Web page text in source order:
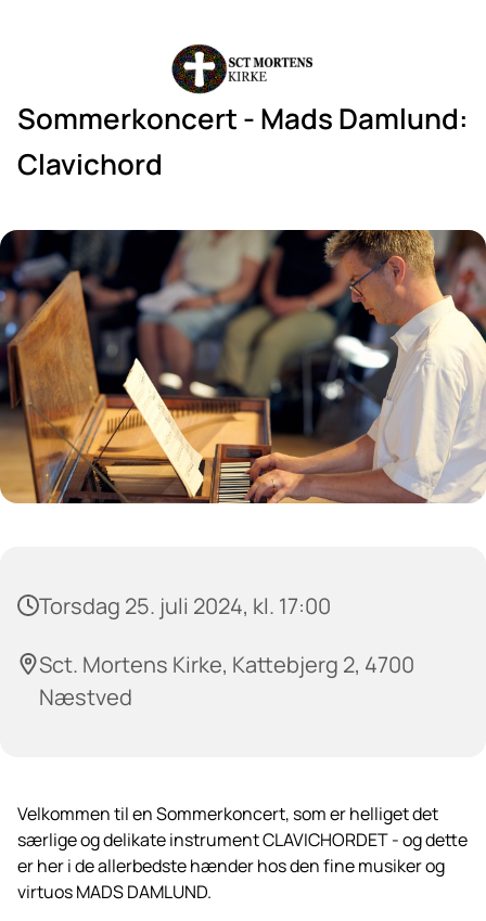
Sommerkoncert - Mads Damlund:
Clavichord
Torsdag 25. juli 2024, kl. 17:00
Sct. Mortens Kirke, Kattebjerg 2, 4700
Næstved
Velkommen til en Sommerkoncert, som er helliget det
særlige og delikate instrument CLAVICHORDET - og dette
er her i de allerbedste hænder hos den fine musiker og
virtuos MADS DAMLUND.